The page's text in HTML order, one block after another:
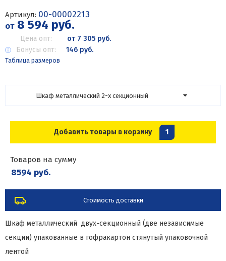
Артикул: 00-00002213
от8 594 руб.
Цена опт:
от 7 305 руб.
Бонусы опт:
146 руб.
Таблица размеров
Шкаф металлический 2-х секционный
Добавить товары в корзину 1
Товаров на сумму
8594 руб.
Стоимость доставки
Шкаф металлический двух-секционный (две независимые
секции) упакованные в гофракартон стянутый упаковочной
лентой